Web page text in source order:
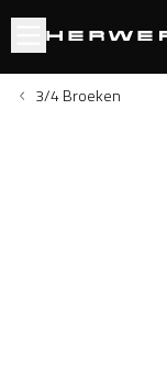
Open menu
3/4 Broeken